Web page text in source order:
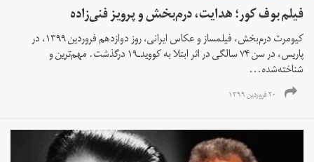
فیلم بوف کور؛ هدایت، درم‌بخش و پرویز فنی‌زاده
کیومرث درم‌بخش، فیلمساز و عکاس ایرانی، روز دوازدهم فروردین ۱۳۹۹، در
پاریس، در سن ۷۴ سالگی در اثر ابتلا به کووید‌ـ‌۱۹ درگذشت. مهم‌ترین و
شناخته‌شده‌...
۲۰ فروردین ۱۳۹۹